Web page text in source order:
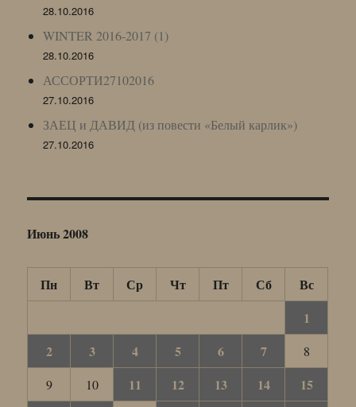
28.10.2016
WINTER 2016-2017 (1)
28.10.2016
АССОРТИ27102016
27.10.2016
ЗАЕЦ и ДАВИД (из повести «Белый карлик»)
27.10.2016
Июнь 2008
Пн Вт Ср Чт Пт Сб
Вс
1
2
3 4 5 6 7
8
9
10 11 12 13 14
15